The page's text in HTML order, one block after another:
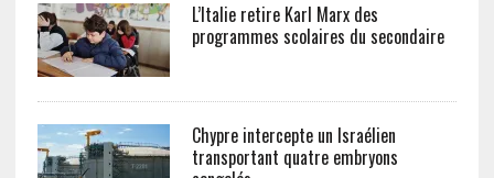
L’Italie retire Karl Marx des
programmes scolaires du secondaire
Chypre intercepte un Israélien
transportant quatre embryons